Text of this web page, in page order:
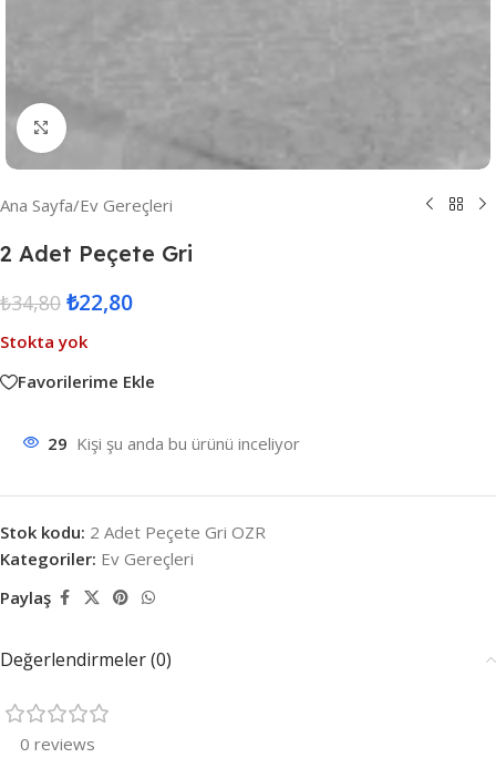
Resmi Büyüt
Ana Sayfa/Ev Gereçleri
2 Adet Peçete Gri
₺34,80 ₺22,80
Stokta yok
Favorilerime Ekle
29 Kişi şu anda bu ürünü inceliyor
Stok kodu: 2 Adet Peçete Gri OZR
Kategoriler: Ev Gereçleri
Paylaş
Değerlendirmeler (0)
0 reviews